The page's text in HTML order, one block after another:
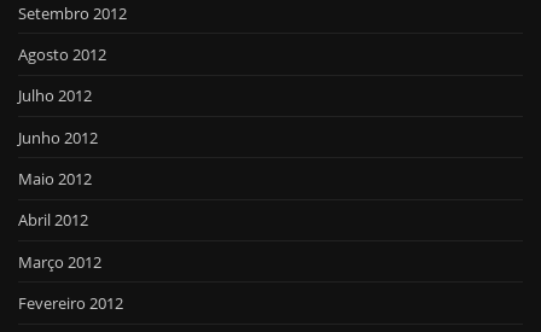
Setembro 2012
Agosto 2012
Julho 2012
Junho 2012
Maio 2012
Abril 2012
Março 2012
Fevereiro 2012